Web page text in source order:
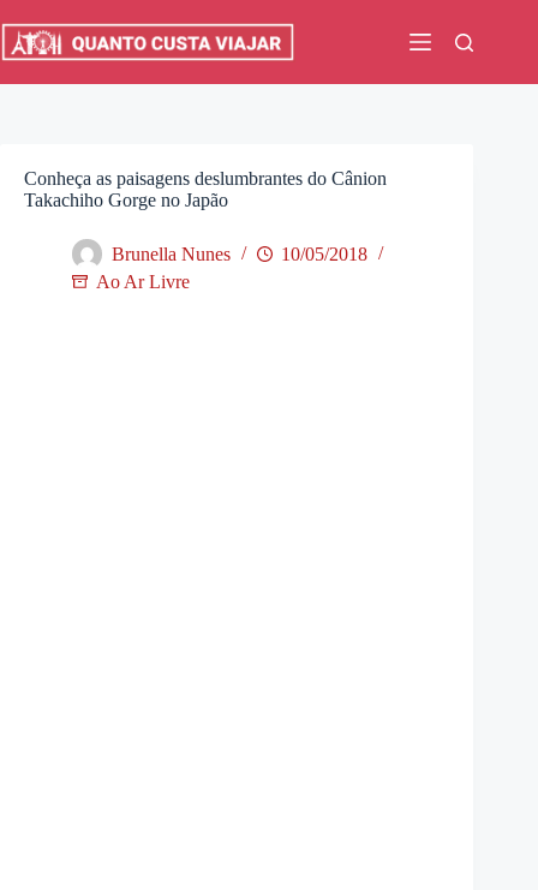
para
Conheça as paisagens deslumbrantes do Cânion
Takachiho Gorge no Japão
Brunella Nunes
10/05/2018
Ao Ar Livre